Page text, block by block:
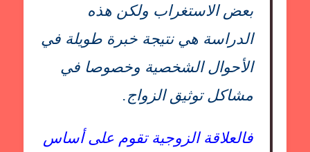
بعض الاستغراب ولكن هذه
الدراسة هي نتيجة خبرة طويلة في
الأحوال الشخصية وخصوصا في
مشاكل توثيق الزواج.
فالعلاقة الزوجية تقوم على أساس